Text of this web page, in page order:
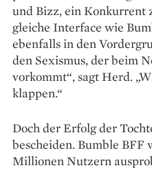
und Bizz, ein Konkurrent
gleiche Interface wie
ebenfalls in den
den Sexismus, der beim
vorkommt“, sagt Herd.
klappen.“
Doch der Erfolg der
bescheiden. Bumble
Millionen Nutzern